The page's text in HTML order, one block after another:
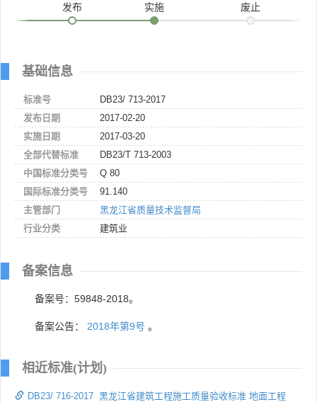
发布 实施 废止
基础信息
标准号
DB23/ 713-2017
发布日期
2017-02-20
实施日期
2017-03-20
全部代替标准
DB23/T 713-2003
中国标准分类号
Q 80
国际标准分类号
91.140
主管部门
黑龙江省质量技术监督局
行业分类
建筑业
备案信息
备案号：59848-2018。
备案公告： 2018年第9号 。
相近标准(计划)
DB23/ 716-2017 黑龙江省建筑工程施工质量验收标准 地面工程